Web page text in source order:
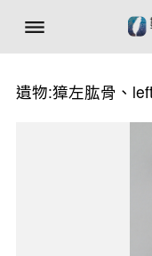
遺物:獐左肱骨、